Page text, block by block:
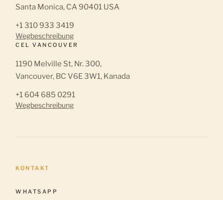
Santa Monica, CA 90401 USA
+1 310 933 3419
Wegbeschreibung
CEL VANCOUVER
1190 Melville St, Nr. 300,
Vancouver, BC V6E 3W1, Kanada
+1 604 685 0291
Wegbeschreibung
KONTAKT
WHATSAPP